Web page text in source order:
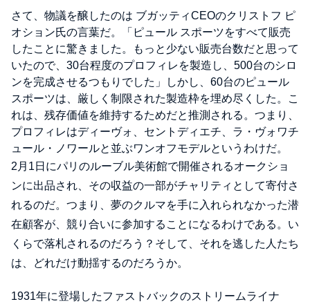
さて、物議を醸したのは ブガッティCEOのクリストフ ピ
オション氏の言葉だ。「ピュール スポーツをすべて販売
したことに驚きました。もっと少ない販売台数だと思って
いたので、30台程度のプロフィレを製造し、500台のシロ
ンを完成させるつもりでした」しかし、60台のピュール
スポーツは、厳しく制限された製造枠を埋め尽くした。こ
れは、残存価値を維持するためだと推測される。つまり、
プロフィレはディーヴォ、セントディエチ、ラ・ヴォワチ
ュール・ノワールと並ぶワンオフモデルというわけだ。
2月1日にパリのルーブル美術館で開催されるオークショ
ンに出品され、その収益の一部がチャリティとして寄付さ
れるのだ。つまり、夢のクルマを手に入れられなかった潜
在顧客が、競り合いに参加することになるわけである。い
くらで落札されるのだろう？そして、それを逃した人たち
は、どれだけ動揺するのだろうか。
1931年に登場したファストバックのストリームライナ